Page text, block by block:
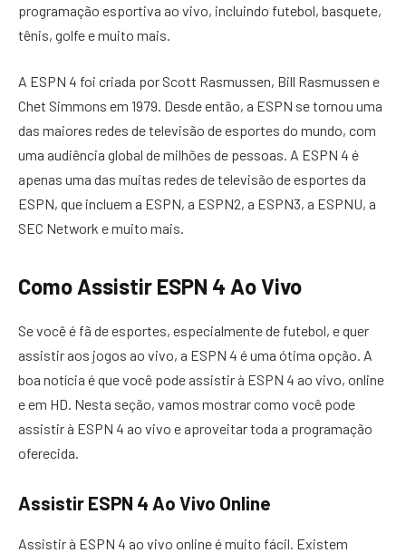
programação esportiva ao vivo, incluindo futebol, basquete,
tênis, golfe e muito mais.
A ESPN 4 foi criada por Scott Rasmussen, Bill Rasmussen e
Chet Simmons em 1979. Desde então, a ESPN se tornou uma
das maiores redes de televisão de esportes do mundo, com
uma audiência global de milhões de pessoas. A ESPN 4 é
apenas uma das muitas redes de televisão de esportes da
ESPN, que incluem a ESPN, a ESPN2, a ESPN3, a ESPNU, a
SEC Network e muito mais.
Como Assistir ESPN 4 Ao Vivo
Se você é fã de esportes, especialmente de futebol, e quer
assistir aos jogos ao vivo, a ESPN 4 é uma ótima opção. A
boa notícia é que você pode assistir à ESPN 4 ao vivo, online
e em HD. Nesta seção, vamos mostrar como você pode
assistir à ESPN 4 ao vivo e aproveitar toda a programação
oferecida.
Assistir ESPN 4 Ao Vivo Online
Assistir à ESPN 4 ao vivo online é muito fácil. Existem